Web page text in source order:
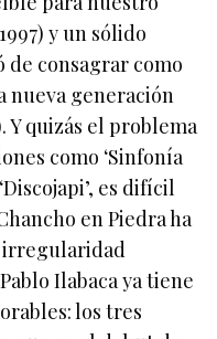
y un sólido
consagrar como
nueva generación
Y quizás el problema
como ‘Sinfonía
es difícil
en Piedra ha
irregularidad
Ilabaca ya tiene
los tres